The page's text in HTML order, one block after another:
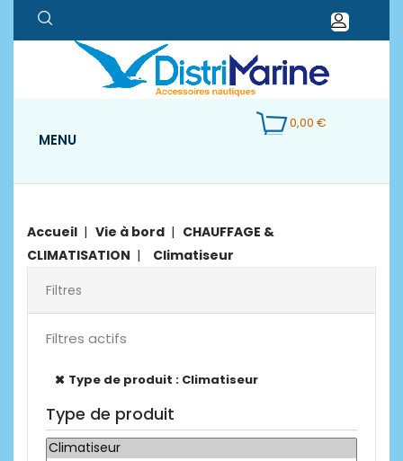
0,00 €
MENU
Accueil Vie à bord
CHAUFFAGE &
CLIMATISATION
Climatiseur
Filtres
Filtres actifs
Type de produit : Climatiseur
Type de produit